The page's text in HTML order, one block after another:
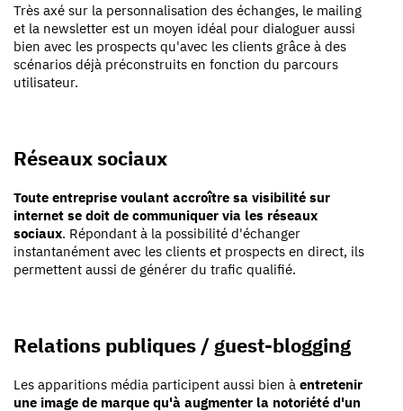
Très axé sur la personnalisation des échanges, le mailing
et la newsletter est un moyen idéal pour dialoguer aussi
bien avec les prospects qu'avec les clients grâce à des
scénarios déjà préconstruits en fonction du parcours
utilisateur.
Réseaux sociaux
Toute entreprise voulant accroître sa visibilité sur
internet se doit de communiquer via les réseaux
sociaux. Répondant à la possibilité d'échanger
instantanément avec les clients et prospects en direct, ils
permettent aussi de générer du trafic qualifié.
Relations publiques / guest-blogging
Les apparitions média participent aussi bien à entretenir
une image de marque qu'à augmenter la notoriété d'un